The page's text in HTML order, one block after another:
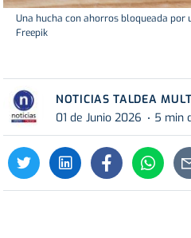
Una hucha con ahorros bloqueada por
Freepik
NOTICIAS TALDEA
01 de Junio 2026
5 min